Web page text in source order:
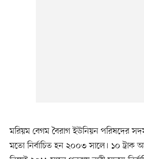
মরিয়ম বেগম বৈরাগ ইউনিয়ন পরিষদের
মতো নির্বাচিত হন ২০০৩ সালে। ১০ ট্রাক